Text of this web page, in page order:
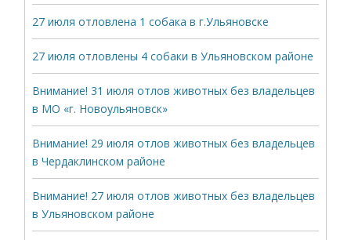
27 июля отловлена 1 собака в г.Ульяновске
27 июля отловлены 4 собаки в Ульяновском районе
Внимание! 31 июля отлов животных без владельцев
в МО «г. Новоульяновск»
Внимание! 29 июля отлов животных без владельцев
в Чердаклинском районе
Внимание! 27 июля отлов животных без владельцев
в Ульяновском районе